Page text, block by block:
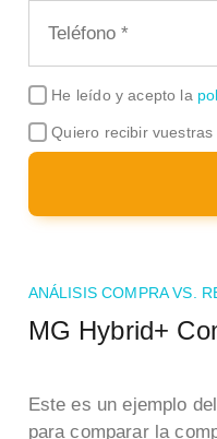
He leído y acepto la
Quiero recibir
ANÁLISIS COMPRA VS.
MG Hybrid+
Este es un ejemplo
para comparar la